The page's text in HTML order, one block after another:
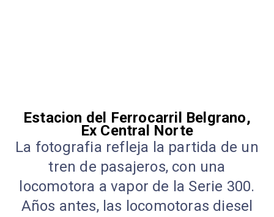
Estacion del Ferrocarril Belgrano,
Ex Central Norte
La fotografia refleja la partida de un
tren de pasajeros, con una
locomotora a vapor de la Serie 300.
Años antes, las locomotoras diesel